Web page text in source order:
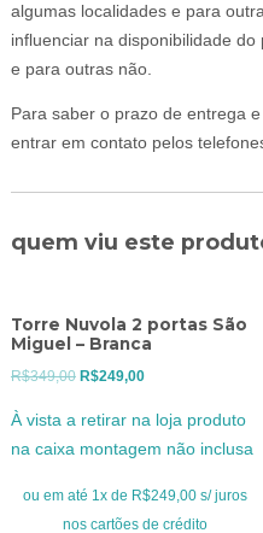
algumas localidades e para
influenciar na disponibilidade
e para outras não.
Para saber o prazo de entrega
entrar em contato pelos
quem viu este
Torre Nuvola 2 portas São
Miguel – Branca
R$349,00 O
R$349,00.
R$249,00O
atual
R$249,00.
À vista a retirar na loja produto
na caixa montagem não inclusa
ou em até 1x de R$249,00 s/ juros
nos cartões de crédito